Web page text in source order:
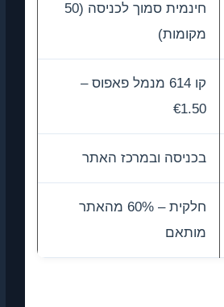
חינמית סמוך לכניסה (50
מקומות)
קו 614 מנמל פאפוס –
€1.50
בכניסה ובמרכז האתר
חלקית – 60% מהאתר
מותאם